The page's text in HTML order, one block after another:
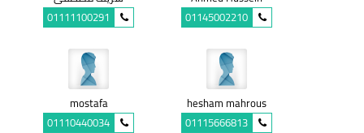
01145002210
01111100291
hesham mahrous
01115666813
mostafa
01110440034